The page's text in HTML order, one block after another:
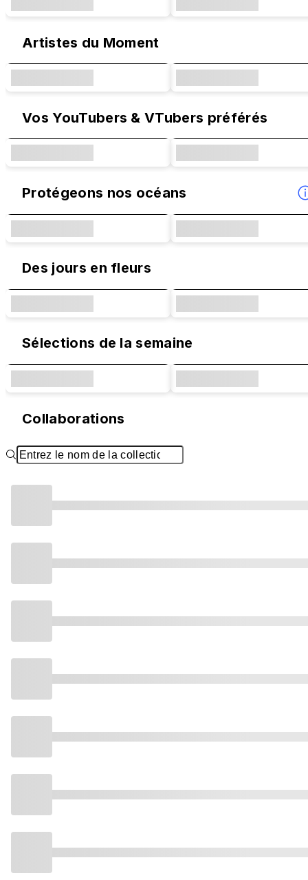
Artistes du Moment
Vos YouTubers & VTubers préférés
Protégeons nos océans
Des jours en fleurs
Sélections de la semaine
Collaborations